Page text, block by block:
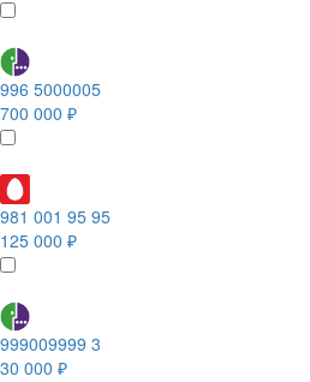
996 5000005
700 000 ₽
981 001 95 95
125 000 ₽
999009999 3
30 000 ₽